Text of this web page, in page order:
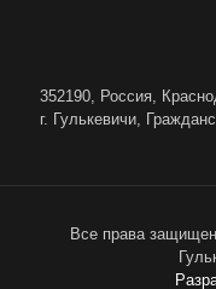
352190, Россия,
г. Гулькевичи,
Все права